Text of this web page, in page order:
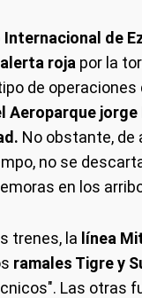
de
roja por la
de operaciones
Aeroparque jorge
No obstante, de
no se
en los
trenes, la línea
ramales Tigre y
Las otras